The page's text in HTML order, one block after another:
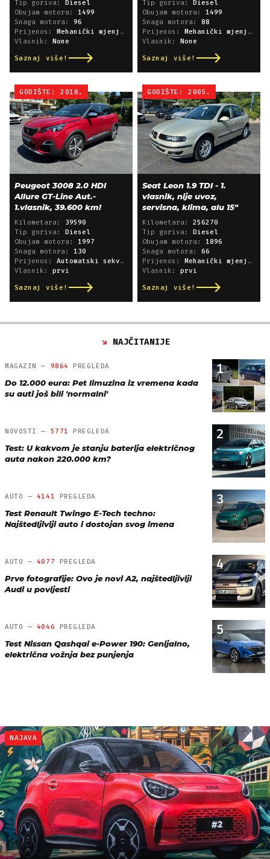
Tip goriva:
Diesel
Obujam motora: 1499
Snaga motora: 96
Prijenos:
Mehanički mjenjač
Vlasnik:
None
Saznaj više!
Tip goriva:
Diesel
Obujam motora: 1499
Snaga motora: 88
Prijenos:
Mehanički mjenjač
Vlasnik:
None
Saznaj više!
GODIŠTE: 2018.
Peugeot 3008 2.0 HDI
Allure GT-Line Aut.-
1.vlasnik, 39.600 km!
Kilometara: 39590
Tip goriva:
Diesel
Obujam motora: 1997
Snaga motora: 130
Prijenos: Automatski sekvencijski
Vlasnik: prvi
Saznaj više!
GODIŠTE: 2005.
Seat Leon 1.9 TDI - 1.
vlasnik, nije uvoz,
servisna, klima, alu 15"
Kilometara: 256270
Tip goriva:
Diesel
Obujam motora: 1896
Snaga motora: 66
Prijenos:
Mehanički mjenjač
Vlasnik: prvi
Saznaj više!
NAJČITANIJE
1
MAGAZIN — 9864 PREGLEDA
Do 12.000 eura: Pet limuzina iz vremena kada
su auti još bili 'normalni'
2
NOVOSTI — 5771 PREGLEDA
Test: U kakvom je stanju baterija električnog
auta nakon 220.000 km?
3
AUTO — 4141 PREGLEDA
Test Renault Twingo E-Tech techno:
Najštedljiviji auto i dostojan svog imena
4
AUTO — 4077 PREGLEDA
Prve fotografije: Ovo je novi A2, najštedljiviji
Audi u povijesti
5
AUTO — 4046 PREGLEDA
Test Nissan Qashqai e-Power 190: Genijalno,
električna vožnja bez punjenja
NAJAVA